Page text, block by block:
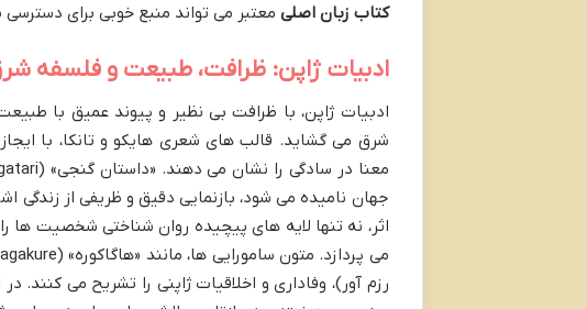
کتاب زبان اصلی معتبر می تواند منبع خوبی برای دسترسی
ادبیات ژاپن: ظرافت، طبیعت و فلسفه
ادبیات ژاپن، با ظرافت بی نظیر و پیوند عمیق با
شرق می گشاید. قالب های شعری هایکو و تانکا، با
جهان نامیده می شود، بازنمایی دقیق و ظریفی از زندگی
اثر، نه تنها لایه های پیچیده روان شناختی شخصیت ها
رزم آور)، وفاداری و اخلاقیات ژاپنی را تشریح می کنند.